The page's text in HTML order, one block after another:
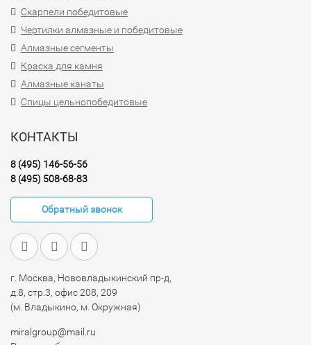
Скарпели победитовые
Чертилки алмазные и победитовые
Алмазные сегменты
Краска для камня
Алмазные канаты
Спицы цельнопобедитовые
КОНТАКТЫ
8 (495) 146-56-56
8 (495) 508-68-83
Обратный звонок
г. Москва, Нововладыкинский пр-д,
д.8, стр.3, офис 208, 209
(м. Владыкино, м. Окружная)
miralgroup@mail.ru